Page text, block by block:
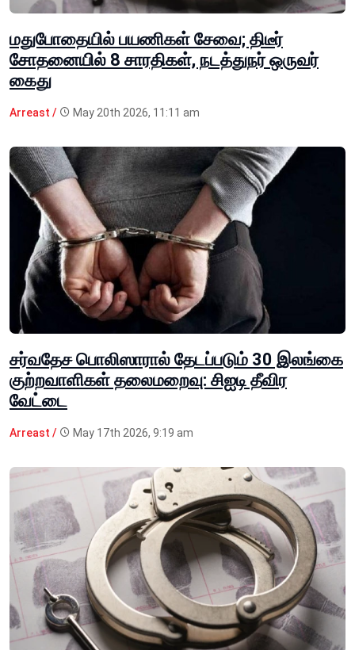
மதுபோதையில் பயணிகள் சேவை; திடீர்
சோதனையில் 8 சாரதிகள், நடத்துநர் ஒருவர்
கைது
Arreast / May 20th 2026, 11:11 am
சர்வதேச பொலிஸாரால் தேடப்படும் 30 இலங்கை
குற்றவாளிகள் தலைமறைவு: சிஐடி தீவிர
வேட்டை
Arreast / May 17th 2026, 9:19 am